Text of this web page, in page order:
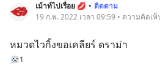
เม้าท์ไปเรื่อย 💋 • ติดตาม
19 ก.พ. 2022 เวลา 09:59 • ความคิดเห็
หมวดไวกิ้งขอเคลียร์ ดราม่า
1